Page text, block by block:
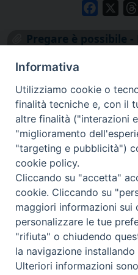
Facebook
Pregare è possibile
via Amedeo
c.f.
Informativa
Utilizziamo cookie o
finalità tecniche e, con il
altre finalità ("interazioni
"miglioramento
"targeting e pubblicità")
cookie policy.
Cliccando su "accetta"
cookie. Cliccando su
maggiori informazioni sui
personalizzare le tue
"rifiuta" o chiudendo
la navigazione
Ulteriori informazioni